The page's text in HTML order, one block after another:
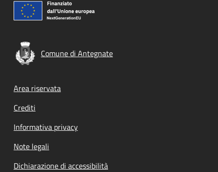
Comune di Antegnate
Footer menu
Area riservata
Crediti
Informativa privacy
Note legali
Dichiarazione di accessibilità